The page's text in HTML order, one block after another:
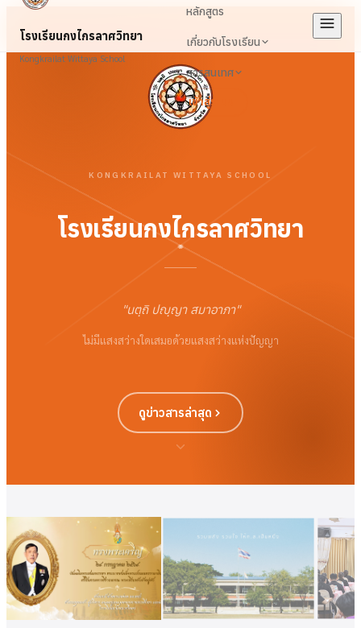
โรงเรียนกงไกรลาศวิทยา
Kongkrailat Wittaya School
หลักสูตร
เกี่ยวกับโรงเรียน
สารสนเทศ
เข้าสู่ระบบ
KONGKRAILAT WITTAYA SCHOOL
โรงเรียนกงไกรลาศวิทยา
"นตฺถิ ปญฺญา สมาอาภา"
ไม่มีแสงสว่างใดเสมอด้วยแสงสว่างแห่งปัญญา
ดูข่าวสารล่าสุด